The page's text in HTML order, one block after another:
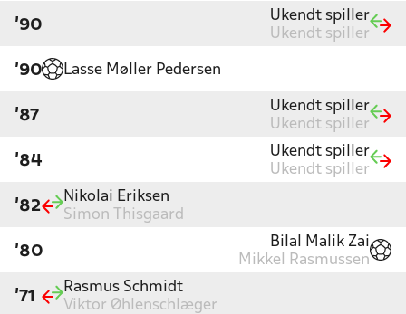
'90
Ukendt spiller
Ukendt spiller
'90 Lasse Møller Pedersen
'87
Ukendt spiller
Ukendt spiller
'84
Ukendt spiller
Ukendt spiller
'82
Nikolai Eriksen
Simon Thisgaard
'80
Bilal Malik Zai
Mikkel Rasmussen
'71
Rasmus Schmidt
Viktor Øhlenschlæger